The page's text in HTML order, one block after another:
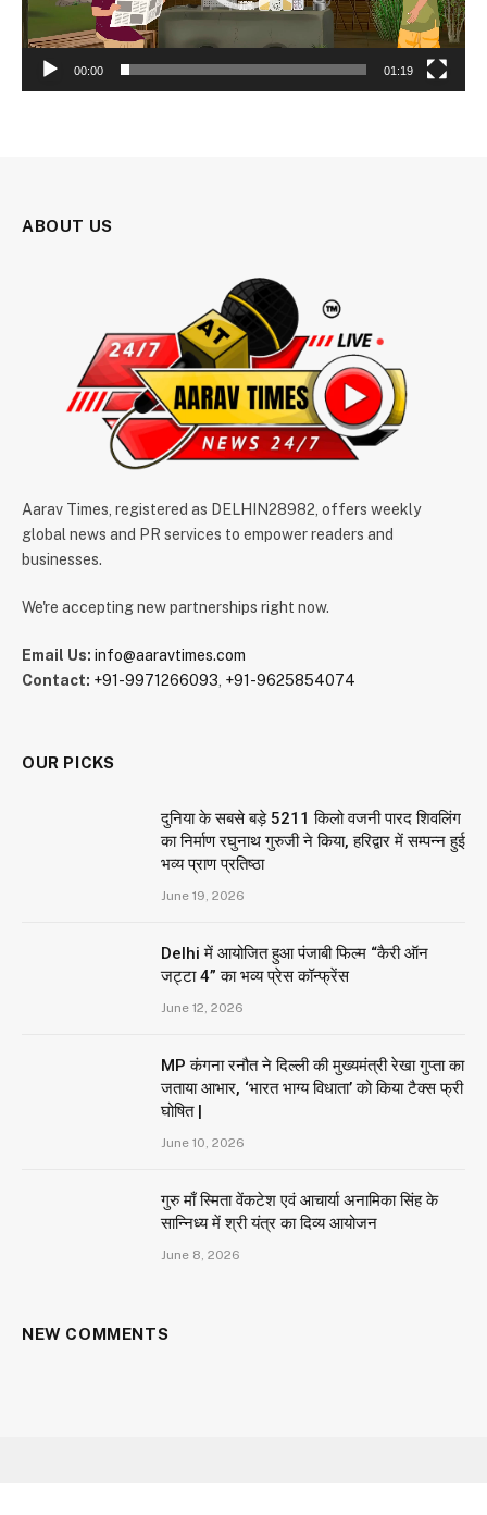
00:00 01:19
ABOUT US
Aarav Times, registered as DELHIN28982, offers weekly
global news and PR services to empower readers and
businesses.
We're accepting new partnerships right now.
Email Us: info@aaravtimes.com
Contact: +91-9971266093 +91-9625854074
OUR PICKS
दुनिया के सबसे बड़े 5211 किलो वजनी पारद शिवलिंग
का निर्माण रघुनाथ गुरुजी ने किया, हरिद्वार में सम्पन्न हुई
भव्य प्राण प्रतिष्ठा
June 19, 2026
Delhi में आयोजित हुआ पंजाबी फिल्म “कैरी ऑन
जट्टा 4” का भव्य प्रेस कॉन्फ्रेंस
June 12, 2026
MP कंगना रनौत ने दिल्ली की मुख्यमंत्री रेखा गुप्ता का
जताया आभार, ‘भारत भाग्य विधाता’ को किया टैक्स फ्री
घोषित |
June 10, 2026
गुरु माँ स्मिता वेंकटेश एवं आचार्या अनामिका सिंह के
सान्निध्य में श्री यंत्र का दिव्य आयोजन
June 8, 2026
NEW COMMENTS